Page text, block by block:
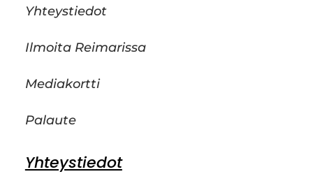
Yhteystiedot
Ilmoita Reimarissa
Mediakortti
Palaute
Yhteystiedot